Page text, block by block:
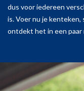
dus voor iedereen
is. Voer nu je kenteken,
ontdekt het in een paar